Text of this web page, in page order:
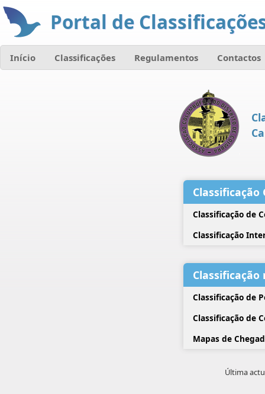
Portal de
Início Classificações Regulamentos Contactos
Classificação
Classificação de
Classificação
Classificação
Classificação de
Classificação de
Mapas de
Última